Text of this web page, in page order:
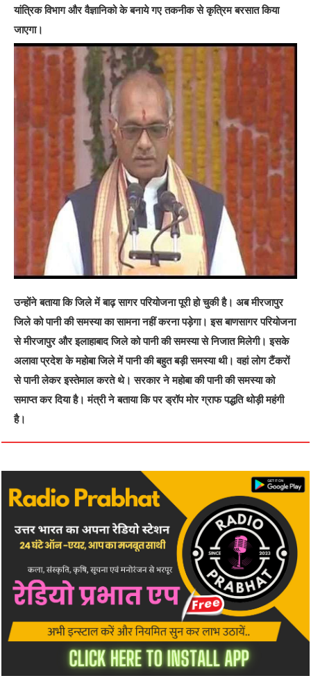
यांत्रिक विभाग और वैज्ञानिको के बनाये गए तकनीक से कृत्रिम बरसात किया
जाएगा।
उन्होंने बताया कि जिले में बाढ़ सागर परियोजना पूरी हो चुकी है। अब मीरजापुर
जिले को पानी की समस्या का सामना नहीं करना पड़ेगा। इस बाणसागर परियोजना
से मीरजापुर और इलाहाबाद जिले को पानी की समस्या से निजात मिलेगी। इसके
अलावा प्रदेश के महोबा जिले में पानी की बहुत बड़ी समस्या थी। वहां लोग टैंकरों
से पानी लेकर इस्तेमाल करते थे। सरकार ने महोबा की पानी की समस्या को
समाप्त कर दिया है। मंत्री ने बताया कि पर ड्रॉप मोर ग्राफ पद्धति थोड़ी महंगी
है।